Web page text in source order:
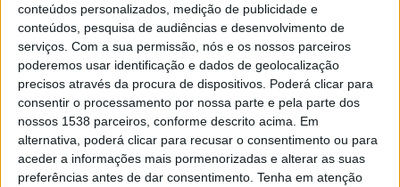
conteúdos personalizados, medição de publicidade e
conteúdos, pesquisa de audiências e desenvolvimento de
serviços. Com a sua permissão, nós e os nossos parceiros
poderemos usar identificação e dados de geolocalização
precisos através da procura de dispositivos. Poderá clicar para
consentir o processamento por nossa parte e pela parte dos
nossos 1538 parceiros, conforme descrito acima. Em
alternativa, poderá clicar para recusar o consentimento ou para
aceder a informações mais pormenorizadas e alterar as suas
preferências antes de dar consentimento. Tenha em atenção
Os detidos, estão neste momento a ser presentes ao
Tribunal Judicial de Vila Verde